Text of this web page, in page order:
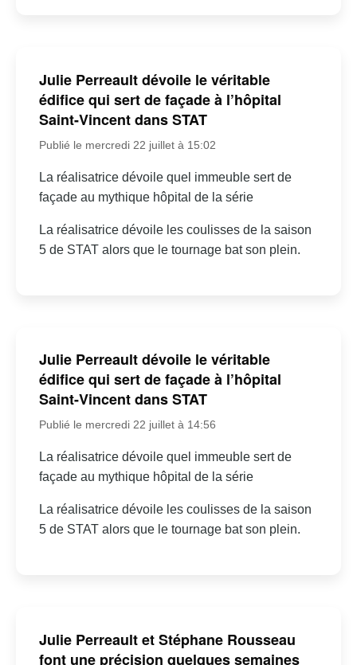
Julie Perreault dévoile le véritable
édifice qui sert de façade à l’hôpital
Saint-Vincent dans STAT
Publié le mercredi 22 juillet à 15:02
La réalisatrice dévoile quel immeuble sert de
façade au mythique hôpital de la série
La réalisatrice dévoile les coulisses de la saison
5 de STAT alors que le tournage bat son plein.
Julie Perreault dévoile le véritable
édifice qui sert de façade à l’hôpital
Saint-Vincent dans STAT
Publié le mercredi 22 juillet à 14:56
La réalisatrice dévoile quel immeuble sert de
façade au mythique hôpital de la série
La réalisatrice dévoile les coulisses de la saison
5 de STAT alors que le tournage bat son plein.
Julie Perreault et Stéphane Rousseau
font une précision quelques semaines